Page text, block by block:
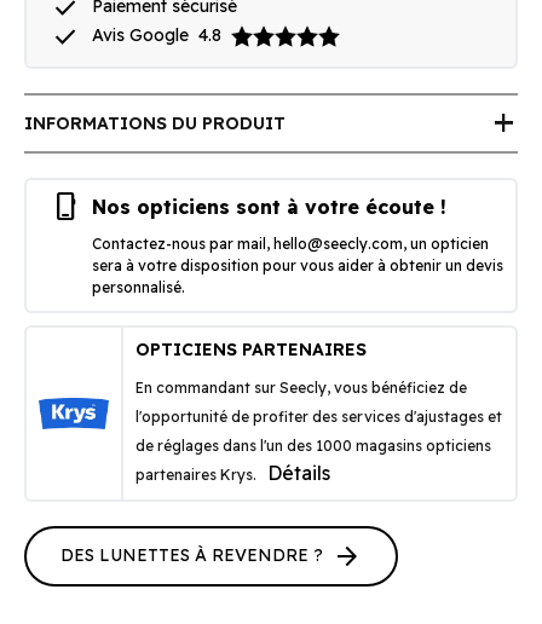
done Paiement sécurisé
done Avis Google 4.8
INFORMATIONS DU PRODUIT add
phone_iphone Nos opticiens sont à votre écoute !
Contactez-nous par mail, hello@seecly.com, un opticien
sera à votre disposition pour vous aider à obtenir un devis
personnalisé.
OPTICIENS PARTENAIRES
En commandant sur Seecly, vous bénéficiez de
l'opportunité de profiter des services d'ajustages et
de réglages dans l'un des 1000 magasins opticiens
partenaires Krys.
Détails
DES LUNETTES À REVENDRE ? arrow_forward